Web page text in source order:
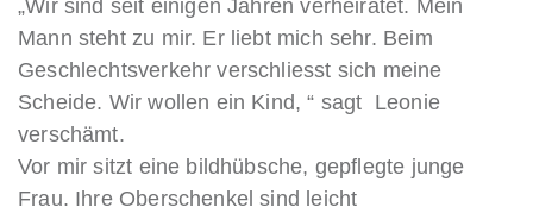
„Wir sind seit einigen Jahren verheiratet. Mein
Mann steht zu mir. Er liebt mich sehr. Beim
Geschlechtsverkehr verschliesst sich meine
Scheide. Wir wollen ein Kind, “ sagt Leonie
verschämt.
Vor mir sitzt eine bildhübsche, gepflegte junge
Frau. Ihre Oberschenkel sind leicht